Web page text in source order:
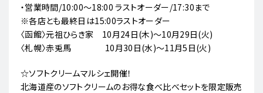
・営業時間/10:00～18:00 ラストオーダー/17:30まで
※各店とも最終日は15:00ラストオーダー
〈函館〉元祖ひらき家 10月24日(木)～10月29日(火)
〈札幌〉赤兎馬 10月30日(水)～11月5日(火)
☆ソフトクリームマルシェ開催！
北海道産のソフトクリームのお得な食べ比べセットを限定販売